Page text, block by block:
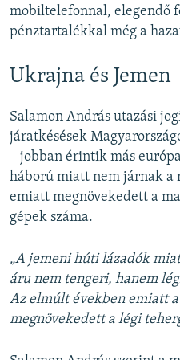
mobiltelefonnal, elegendő
pénztartalékkal még a
Ukrajna és Jemen
Salamon András utazási
járatkésések
– jobban érintik más
háború miatt nem járnak
emiatt megnövekedett a
gépek száma.
„A jemeni húti lázadók
áru nem tengeri, hanem
Az elmúlt években emiatt
megnövekedett a légi